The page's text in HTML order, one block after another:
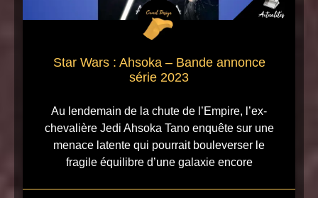
Star Wars : Ahsoka – Bande annonce
série 2023
Au lendemain de la chute de l’Empire, l’ex-
chevalière Jedi Ahsoka Tano enquête sur une
menace latente qui pourrait bouleverser le
fragile équilibre d’une galaxie encore